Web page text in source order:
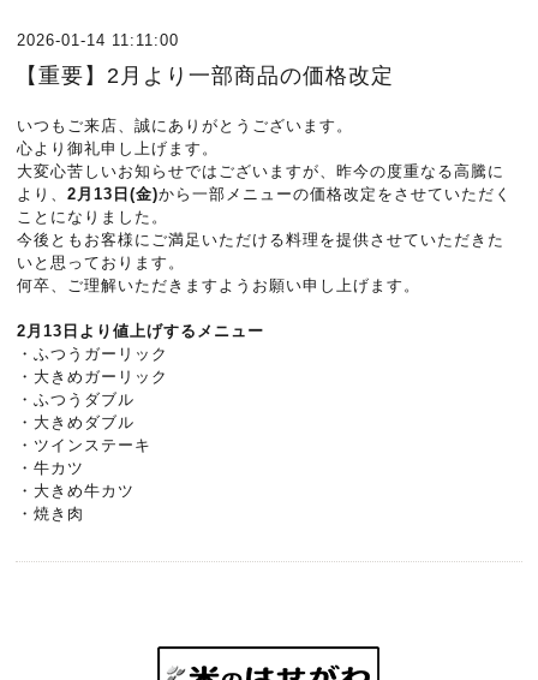
2026-01-14 11:11:00
【重要】2月より一部商品の価格改定
いつもご来店、誠にありがとうございます。
心より御礼申し上げます。
大変心苦しいお知らせではございますが、昨今の度重なる高騰に
より、2月13日(金)から一部メニューの価格改定をさせていただく
ことになりました。
今後ともお客様にご満足いただける料理を提供させていただきた
いと思っております。
何卒、ご理解いただきますようお願い申し上げます。
2月13日より値上げするメニュー
・ふつうガーリック
・大きめガーリック
・ふつうダブル
・大きめダブル
・ツインステーキ
・牛カツ
・大きめ牛カツ
・焼き肉